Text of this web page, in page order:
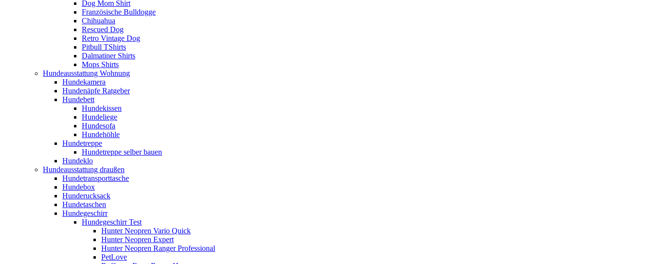
Dog Mom Shirt
Französische Bulldogge
Chihuahua
Rescued Dog
Retro Vintage Dog
Pitbull TShirts
Dalmatiner Shirts
Mops Shirts
Hundeausstattung Wohnung
Hundekamera
Hundenäpfe Ratgeber
Hundebett
Hundekissen
Hundeliege
Hundesofa
Hundehöhle
Hundetreppe
Hundetreppe selber bauen
Hundeklo
Hundeausstattung draußen
Hundetransporttasche
Hundebox
Hunderucksack
Hundetaschen
Hundegeschirr
Hundegeschirr Test
Hunter Neopren Vario Quick
Hunter Neopren Expert
Hunter Neopren Ranger Professional
PetLove